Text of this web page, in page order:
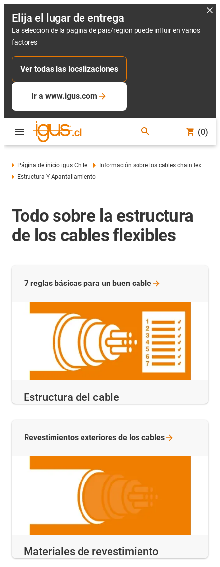
Elija el lugar de entrega
La selección de la página de país/región puede influir en varios
factores
Ver todas las localizaciones
Ir a www.igus.com
(0)
Página de inicio igus Chile
Información sobre los cables chainflex
Estructura Y Apantallamiento
Todo sobre la estructura
de los cables flexibles
Estructura del cable
7 reglas básicas para un buen cable
Materiales de revestimiento
Revestimientos exteriores de los cables